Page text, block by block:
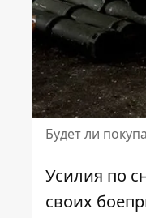
Будет ли
Усилия по
своих